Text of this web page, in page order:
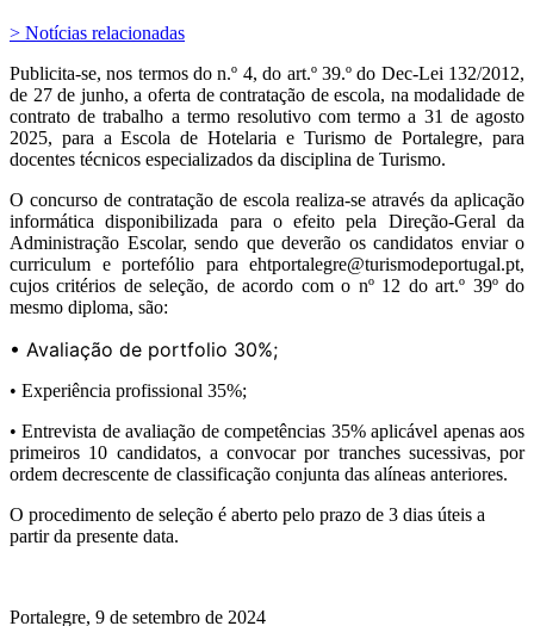
> Notícias relacionadas
Publicita-se, nos termos do n.º 4, do art.º 39.º do Dec-Lei 132/2012,
de 27 de junho, a oferta de contratação de escola, na modalidade de
contrato de trabalho a termo resolutivo com termo a 31 de agosto
2025, para a Escola de Hotelaria e Turismo de Portalegre, para
docentes técnicos especializados da disciplina de Turismo.
O concurso de contratação de escola realiza-se através da aplicação
informática disponibilizada para o efeito pela Direção-Geral da
Administração Escolar, sendo que deverão os candidatos enviar o
curriculum e portefólio para ehtportalegre@turismodeportugal.pt,
cujos critérios de seleção, de acordo com o nº 12 do art.º 39º do
mesmo diploma, são:
• Avaliação de portfolio 30%;
• Experiência profissional 35%;
• Entrevista de avaliação de competências 35% aplicável apenas aos
primeiros 10 candidatos, a convocar por tranches sucessivas, por
ordem decrescente de classificação conjunta das alíneas anteriores.
O procedimento de seleção é aberto pelo prazo de 3 dias úteis a
partir da presente data.
Portalegre, 9 de setembro de 2024